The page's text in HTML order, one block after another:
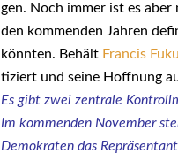
gen. Noch immer ist es
den kom­men­den Jah­ren
könn­ten. Behält Fran­cis
ti­ziert und sei­ne Hoff­nung
Es gibt zwei zen­tra­le
Im kom­men­den Novem­ber
Demo­kra­ten das